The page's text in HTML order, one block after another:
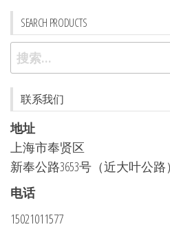
SEARCH PRODUCTS
搜
索：
联系我们
地址
上海市奉贤区
新奉公路3653号（近大叶公路）
电话
15021011577